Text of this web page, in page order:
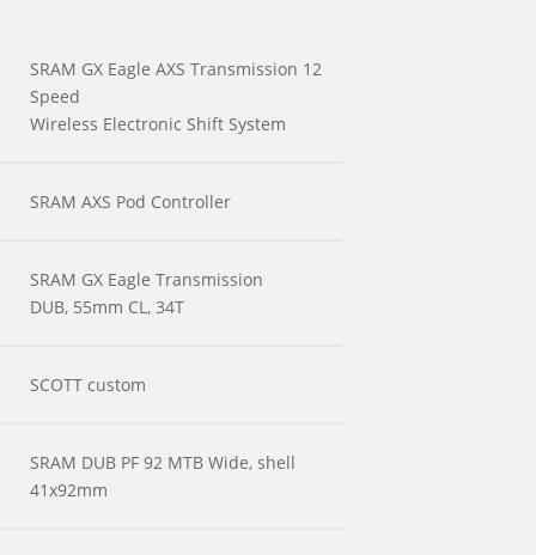
SRAM GX Eagle AXS Transmission 12
Speed
Wireless Electronic Shift System
SRAM AXS Pod Controller
SRAM GX Eagle Transmission
DUB, 55mm CL, 34T
SCOTT custom
SRAM DUB PF 92 MTB Wide, shell
41x92mm